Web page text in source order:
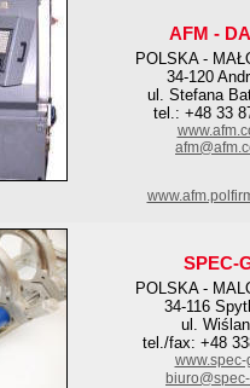
AFM -
POLSKA -
34-120
ul. Stefana
tel.: +48 33
SPEC-
POLSKA -
34-116
ul.
tel./fax: +48
www.spec-